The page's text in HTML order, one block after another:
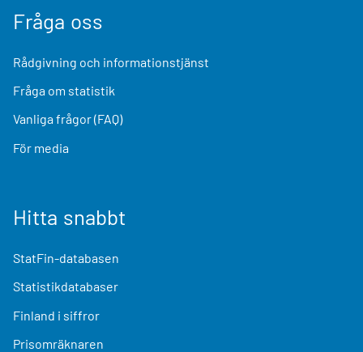
Fråga oss
Rådgivning och informationstjänst
Fråga om statistik
Vanliga frågor (FAQ)
För media
Hitta snabbt
StatFin-databasen
Statistikdatabaser
Finland i siffror
Prisomräknaren